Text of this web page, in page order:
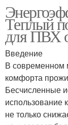
Теплый
для ПВХ
Введение
В современном
комфорта
Бесчисленные
использование
не только